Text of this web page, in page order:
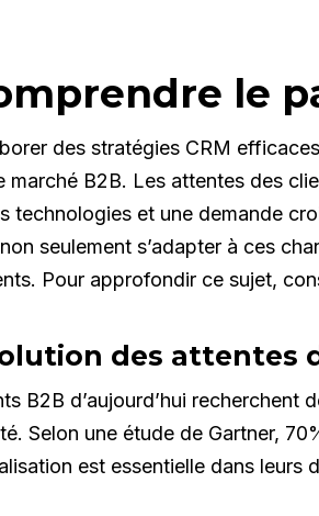
le
des stratégies CRM
marché B2B. Les attentes des
technologies et une demande
seulement s’adapter à ces
Pour approfondir ce sujet,
des attentes
B2B d’aujourd’hui
Selon une étude de Gartner,
est essentielle dans leurs